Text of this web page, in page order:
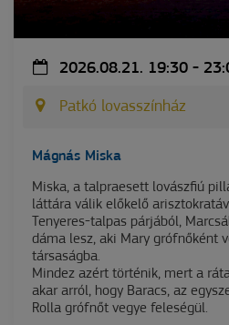
2026.08.21. 19:30 -
Patkó lovasszínház
Mágnás Miska
Miska, a talpraesett lovászfiú
láttára válik előkelő
Tenyeres-talpas párjából,
dáma lesz, aki Mary grófnőként
társaságba.
Mindez azért történik, mert a
akar arról, hogy Baracs, az
Rolla grófnőt vegye feleségül.